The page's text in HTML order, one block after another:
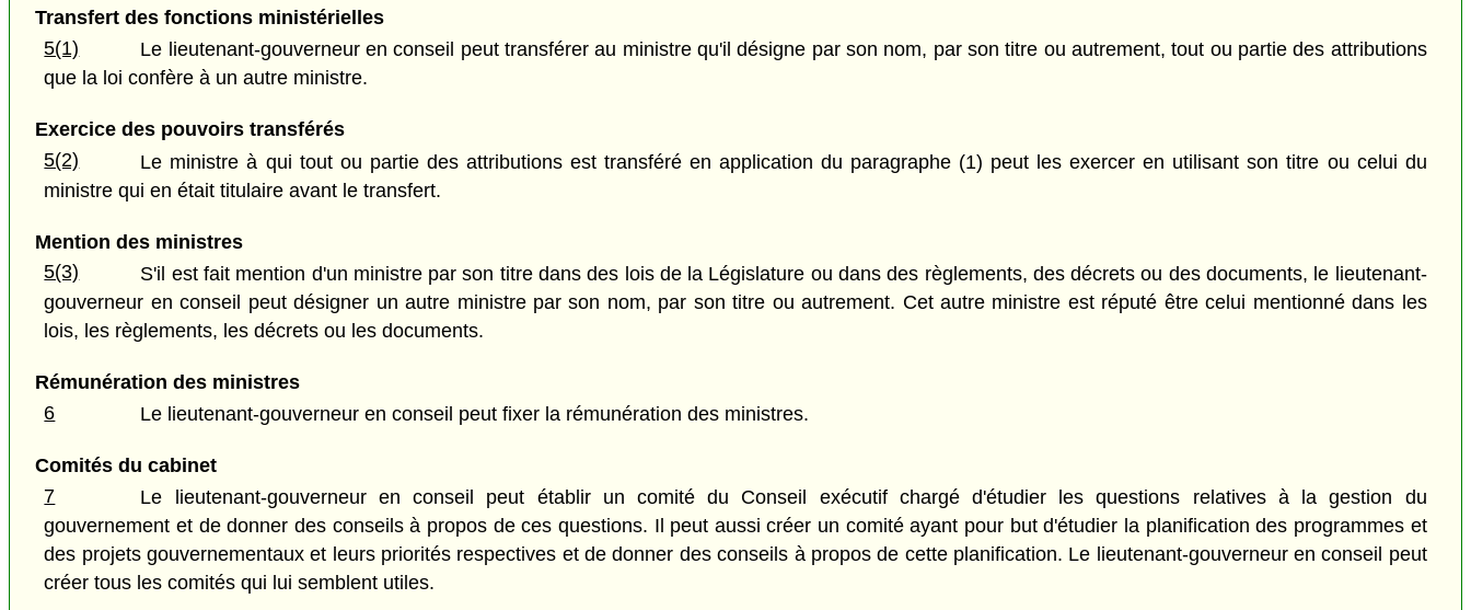
Transfert des fonctions ministérielles
5(1)
Le lieutenant-gouverneur en conseil peut transférer au ministre qu'il désigne par son nom, par son titre ou autrement, tout ou partie des attributions
que la loi confère à un autre ministre.
Exercice des pouvoirs transférés
5(2)
Le ministre à qui tout ou partie des attributions est transféré en application du paragraphe (1) peut les exercer en utilisant son titre ou celui du
ministre qui en était titulaire avant le transfert.
Mention des ministres
5(3)
S'il est fait mention d'un ministre par son titre dans des lois de la Législature ou dans des règlements, des décrets ou des documents, le lieutenant-
gouverneur en conseil peut désigner un autre ministre par son nom, par son titre ou autrement. Cet autre ministre est réputé être celui mentionné dans les
lois, les règlements, les décrets ou les documents.
Rémunération des ministres
6
Le lieutenant-gouverneur en conseil peut fixer la rémunération des ministres.
Comités du cabinet
7
Le lieutenant-gouverneur en conseil peut établir un comité du Conseil exécutif chargé d'étudier les questions relatives à la gestion du
gouvernement et de donner des conseils à propos de ces questions. Il peut aussi créer un comité ayant pour but d'étudier la planification des programmes et
des projets gouvernementaux et leurs priorités respectives et de donner des conseils à propos de cette planification. Le lieutenant-gouverneur en conseil peut
créer tous les comités qui lui semblent utiles.